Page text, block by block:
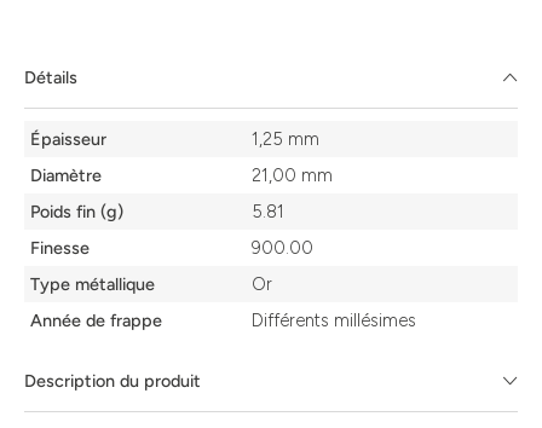
Détails
Description du produit
Détails
Épaisseur
1,25 mm
Diamètre
21,00 mm
Poids fin (g)
5.81
Finesse
900.00
Type métallique
Or
Année de frappe
Différents millésimes